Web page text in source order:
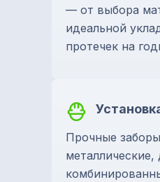
— от выбора
идеальной
протечек на
Прочные